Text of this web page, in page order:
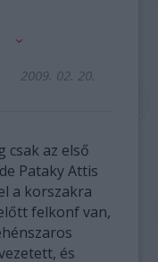
2009. 02. 20.
csak az első
Pataky Attis
a korszakra
felkonf van,
és